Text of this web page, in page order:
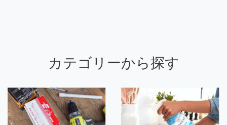
カテゴリーから探す